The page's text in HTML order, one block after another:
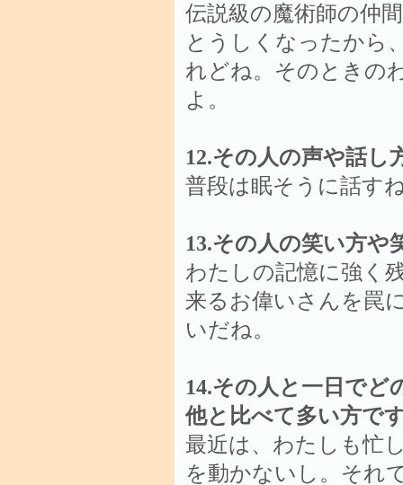
伝説級の魔術師の仲
とうしくなったから
れどね。そのときの
よ。
12.その人の声や話し
普段は眠そうに話す
13.その人の笑い方や
わたしの記憶に強く
来るお偉いさんを罠
いだね。
14.その人と一日で
他と比べて多い方で
最近は、わたしも忙
を動かないし。それ